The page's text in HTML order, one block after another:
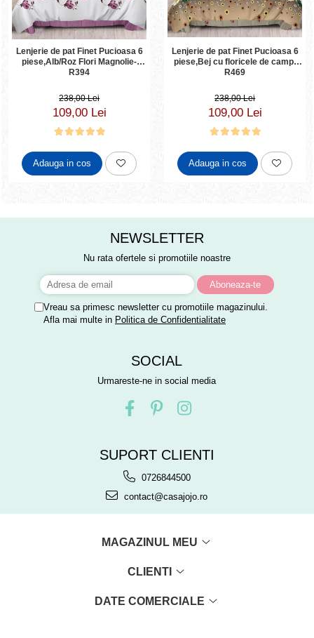
Lenjerie de pat Finet Pucioasa 6
piese,Alb/Roz Flori Magnolie-
R394
238,00 Lei
109,00 Lei
Adauga in cos
Lenjerie de pat Finet Pucioasa 6
piese,Bej cu floricele de camp-
R469
238,00 Lei
109,00 Lei
Adauga in cos
NEWSLETTER
Nu rata ofertele si promotiile noastre
Vreau sa primesc newsletter cu promotiile magazinului.
Afla mai multe in Politica de Confidentialitate
SOCIAL
Urmareste-ne in social media
SUPORT CLIENTI
0726844500
contact@casajojo.ro
MAGAZINUL MEU
CLIENTI
DATE COMERCIALE